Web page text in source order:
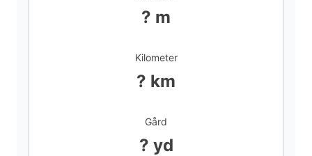
? m
Kilometer
? km
Gård
? yd